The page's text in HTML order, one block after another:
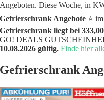
Angeboten. Diese Woche, in
Gefrierschrank Angebote ⭐️
Gefrierschrank liegt bei
GO! DEALS
10.08.2026 gültig. Finde hier
Gefrierschrank